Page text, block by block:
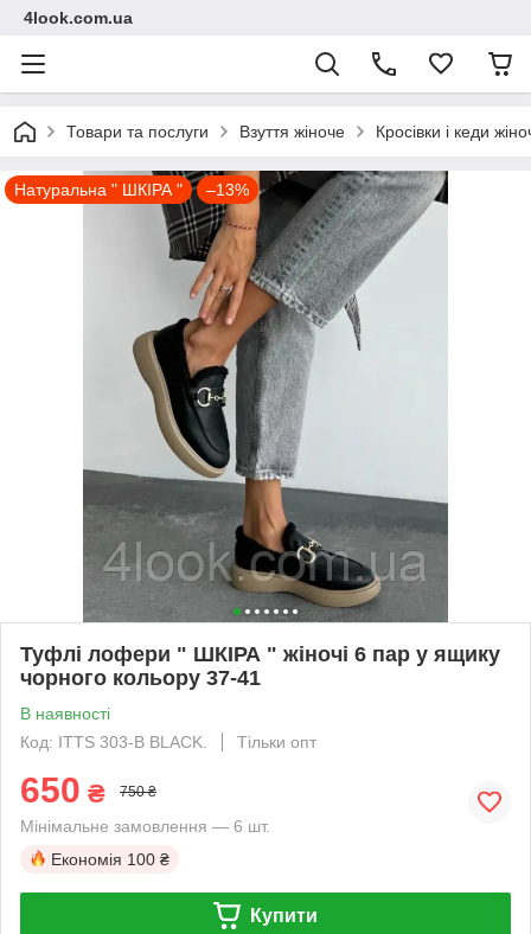
4look.com.ua
Товари та послуги Взуття жіноче Кросівки і кеди
Натуральна " ШКІРА " –13%
Туфлі лофери " ШКІРА " жіночі 6 пар у ящику
чорного кольору 37-41
В наявності
Код: ITTS 303-B BLACK.
Тільки опт
650 ₴ 750 ₴
Мінімальне замовлення — 6 шт.
Економія 100 ₴
Купити